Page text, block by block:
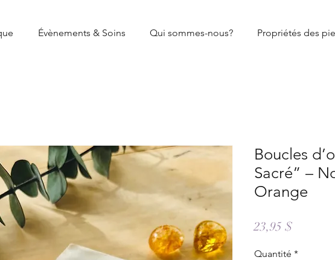
Évènements & Soins Qui sommes-nous? Propriétés des
Boucles
Sacré” –
Orange
23,95 $
Quantité *